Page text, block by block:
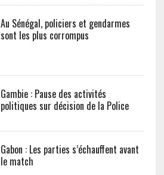
Au Sénégal, policiers et gendarmes
sont les plus corrompus
Gambie : Pause des activités
politiques sur décision de la Police
Gabon : Les parties s’échauffent avant
le match